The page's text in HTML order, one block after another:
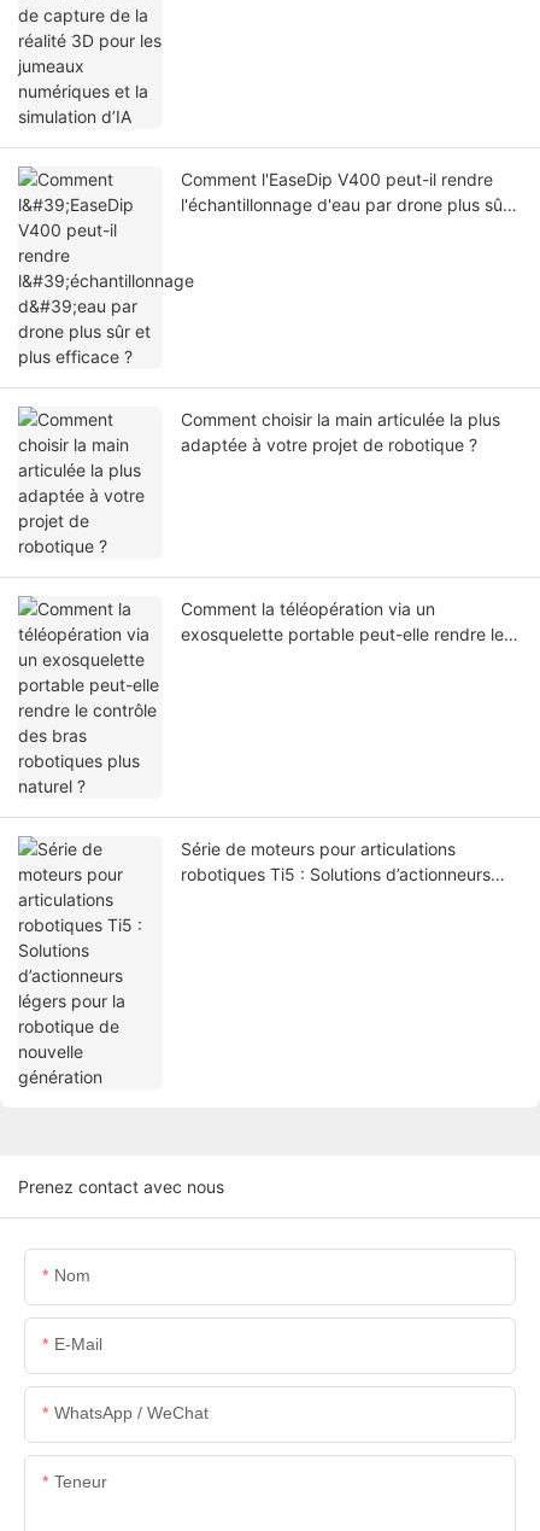
Comment l'EaseDip V400 peut-il rendre
l'échantillonnage d'eau par drone plus sûr
Comment choisir la main articulée la plus
adaptée à votre projet de robotique ?
Comment la téléopération via un
exosquelette portable peut-elle rendre le
Série de moteurs pour articulations
robotiques Ti5 : Solutions d’actionneurs
Prenez contact avec nous
Nom
E-Mail
WhatsApp / WeChat
Teneur